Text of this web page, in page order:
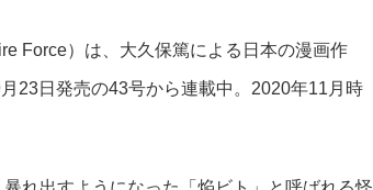
Force）は、大久保篤による日本の漫画作
23日発売の43号から連載中。2020年11月時